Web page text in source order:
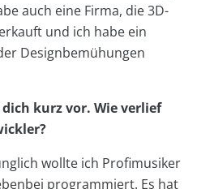
auch eine Firma, die 3D-
und ich habe ein
Designbemühungen
kurz vor. Wie verlief
wollte ich Profimusiker
programmiert. Es hat